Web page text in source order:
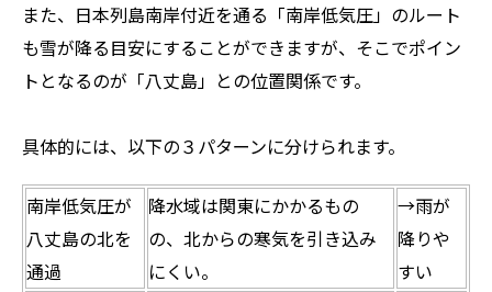
また、日本列島南岸付近を通る「南岸低気圧」のルート
も雪が降る目安にすることができますが、そこでポイン
トとなるのが「八丈島」との位置関係です。
具体的には、以下の３パターンに分けられます。
南岸低気圧が
八丈島の北を
通過
降水域は関東にかかるもの
の、北からの寒気を引き込み
にくい。
→雨が
降りや
すい